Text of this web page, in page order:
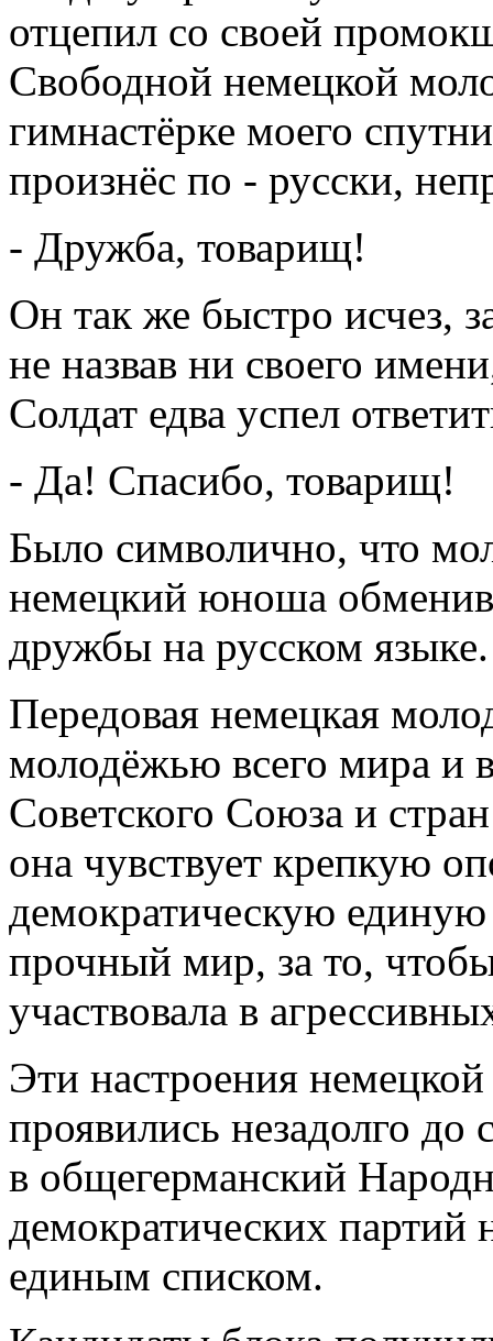
отцепил со своей
Свободной немецкой
гимнастёрке моего
произнёс по - русски,
- Дружба, товарищ!
Он так же быстро исчез,
не назвав ни своего
Солдат едва успел
- Да! Спасибо, товарищ!
Было символично, что
немецкий юноша
дружбы на русском языке.
Передовая немецкая
молодёжью всего мира и
Советского Союза и
она чувствует крепкую
демократическую
прочный мир, за то,
участвовала в
Эти настроения
проявились незадолго до
в общегерманский
демократических партий
единым списком.